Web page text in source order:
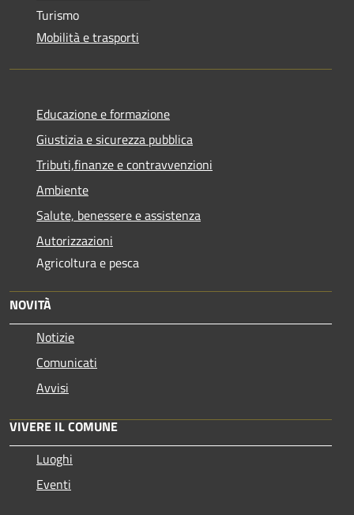
Turismo
Mobilità e trasporti
Educazione e formazione
Giustizia e sicurezza pubblica
Tributi,finanze e contravvenzioni
Ambiente
Salute, benessere e assistenza
Autorizzazioni
Agricoltura e pesca
NOVITÀ
Notizie
Comunicati
Avvisi
VIVERE IL COMUNE
Luoghi
Eventi